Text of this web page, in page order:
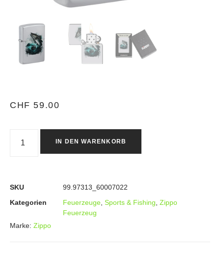
CHF 59.00
IN DEN WARENKORB
SKU
99.97313_60007022
Kategorien
Feuerzeuge Sports & Fishing Zippo
Feuerzeug
Marke: Zippo